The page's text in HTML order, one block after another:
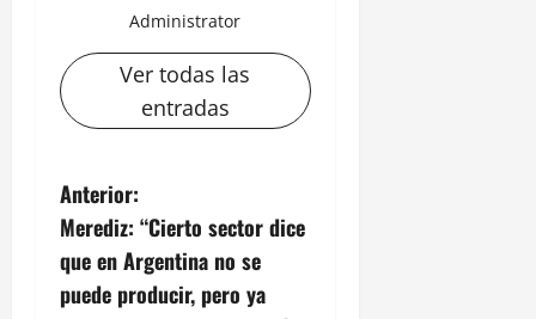
Administrator
Ver todas las
entradas
N
a
v
Anterior:
Merediz: “Cierto sector dice
que en Argentina no se
puede producir, pero ya